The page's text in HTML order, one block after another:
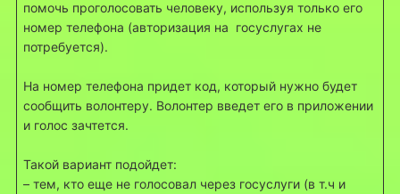
помочь проголосовать человеку, используя только его
номер телефона (авторизация на госуслугах не
потребуется).
На номер телефона придет код, который нужно будет
сообщить волонтеру. Волонтер введет его в приложении
и голос зачтется.
Такой вариант подойдет:
– тем, кто еще не голосовал через госуслуги (в т.ч и